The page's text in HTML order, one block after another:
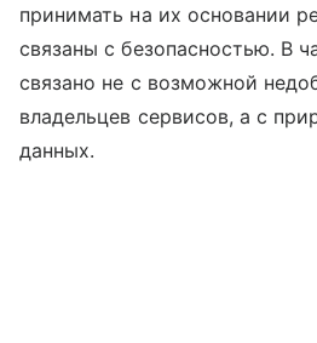
принимать на их основании
связаны с безопасностью. В
связано не с возможной
владельцев сервисов, а с
данных.